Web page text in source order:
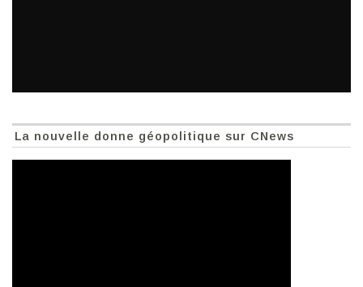
La nouvelle donne géopolitique sur CNews